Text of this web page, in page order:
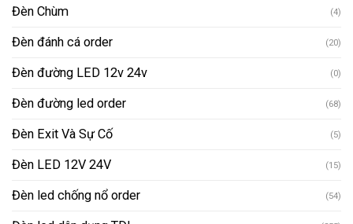
Đèn Chùm (4)
Đèn đánh cá order (20)
Đèn đường LED 12v 24v (0)
Đèn đường led order (68)
Đèn Exit Và Sự Cố (5)
Đèn LED 12V 24V (15)
Đèn led chống nổ order (54)